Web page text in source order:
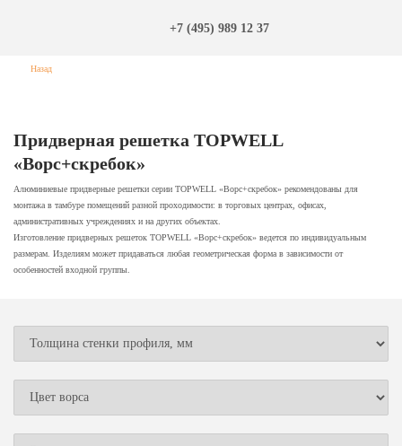
+7 (495) 989 12 37
Назад
Придверная решетка TOPWELL
«Ворс+скребок»
Алюминиевые придверные решетки серии TOPWELL «Ворс+скребок» рекомендованы для
монтажа в тамбуре помещений разной проходимости: в торговых центрах, офисах,
административных учреждениях и на других объектах.
Изготовление придверных решеток TOPWELL «Ворс+скребок» ведется по индивидуальным
размерам. Изделиям может придаваться любая геометрическая форма в зависимости от
особенностей входной группы.